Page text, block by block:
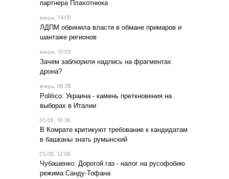
партнера Плахотнюка
вчера, 14:00
ЛДПМ обвинила власти в обмане примаров и
шантаже регионов
вчера, 10:03
Зачем заблюрили надпись на фрагментах
дрона?
вчера, 08:38
Politico: Украина - камень преткновения на
выборах в Италии
05.08, 18:38
В Комрате критикуют требование к кандидатам
в башканы знать румынский
05.08, 12:08
Чубашенко: Дорогой газ - налог на русофобию
режима Санду-Тофана